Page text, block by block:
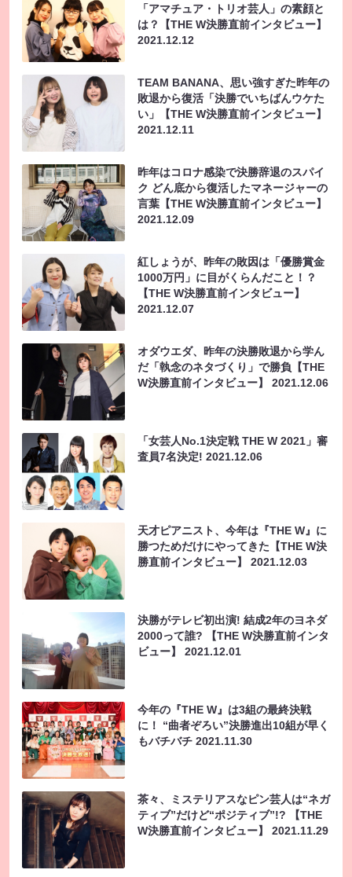
「アマチュア・トリオ芸人」の素顔と
は？【THE W決勝直前インタビュー】
2021.12.12
TEAM BANANA、思い強すぎた昨年の
敗退から復活「決勝でいちばんウケた
い」【THE W決勝直前インタビュー】
2021.12.11
昨年はコロナ感染で決勝辞退のスパイ
ク どん底から復活したマネージャーの
言葉【THE W決勝直前インタビュー】
2021.12.09
紅しょうが、昨年の敗因は「優勝賞金
1000万円」に目がくらんだこと！？
【THE W決勝直前インタビュー】
2021.12.07
オダウエダ、昨年の決勝敗退から学ん
だ「執念のネタづくり」で勝負【THE
W決勝直前インタビュー】 2021.12.06
「女芸人No.1決定戦 THE W 2021」審
査員7名決定! 2021.12.06
天才ピアニスト、今年は『THE W』に
勝つためだけにやってきた【THE W決
勝直前インタビュー】 2021.12.03
決勝がテレビ初出演! 結成2年のヨネダ
2000って誰? 【THE W決勝直前インタ
ビュー】 2021.12.01
今年の『THE W』は3組の最終決戦
に！ “曲者ぞろい”決勝進出10組が早く
もバチバチ 2021.11.30
茶々、ミステリアスなピン芸人は“ネガ
ティブ”だけど“ポジティブ”!? 【THE
W決勝直前インタビュー】 2021.11.29